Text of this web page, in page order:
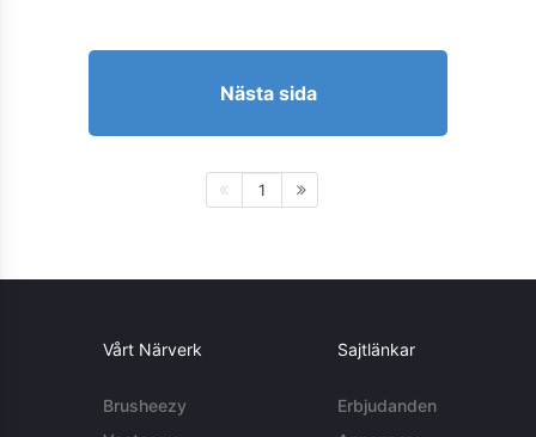
Nästa sida
1
Vårt Närverk
Brusheezy
Sajtlänkar
Erbjudanden